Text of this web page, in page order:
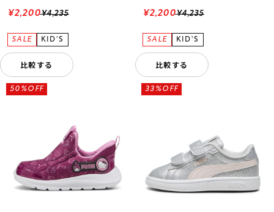
¥4,235
¥2,200
比較する
¥4,235
¥2,200
比較する
50%OFF 33%OFF